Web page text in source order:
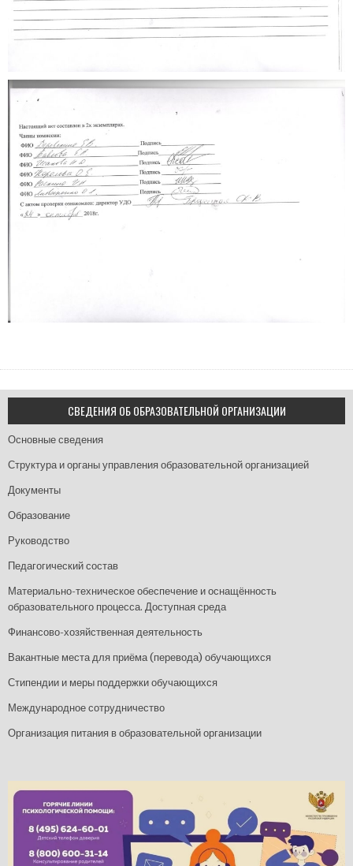
СВЕДЕНИЯ ОБ ОБРАЗОВАТЕЛЬНОЙ ОРГАНИЗАЦИИ
Основные сведения
Структура и органы управления образовательной организацией
Документы
Образование
Руководство
Педагогический состав
Материально-техническое обеспечение и оснащённость
образовательного процесса. Доступная среда
Финансово-хозяйственная деятельность
Вакантные места для приёма (перевода) обучающихся
Стипендии и меры поддержки обучающихся
Международное сотрудничество
Организация питания в образовательной организации